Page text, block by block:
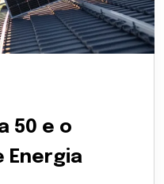
50 e o
Energia